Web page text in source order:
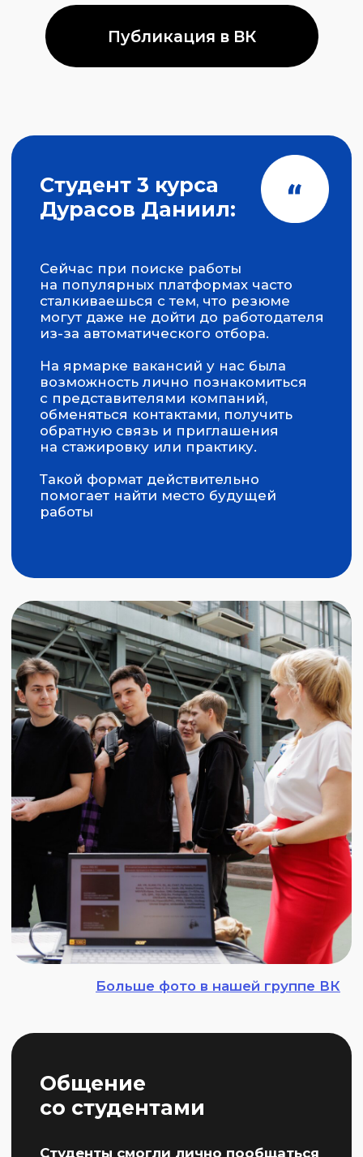
Студенты смогли лично пообщаться
с представителями компаний, узнать
о требованиях к молодым
специалистам, задать вопросы
свое резюме.
Для самых активных участников
были подготовлены призы и подарки
от компаний-партнеров.
Проведение ярмарки вакансий –
важный шаг в развитии партнерства
между университетом и индустрией.
формировать профессиональное
сообщество и содействуют
трудоустройству студентов
со студентами
Больше фото в нашей группе ВК
БУДУЩЕЕ
НАЧИНАЕТСЯ
В ЮФУ
Разработка сайта «Цифровая
образовательная платформа»
+7 (863) 218-40-00
+7 (900) 128-21-12
г. Ростов-на-Дону,
ул. Большая Садовая,
105/42